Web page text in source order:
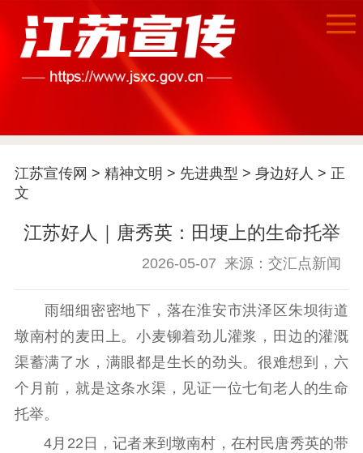
首页
江苏要闻
公示公告
通知公告 信息公开制度
信息公开指南
江苏宣传网 > 精神文明 > 先进典型 > 身边好人 > 正
文
江苏好人｜唐秀英：田埂上的生命托举
2026-05-07 来源：交汇点新闻
雨细细密密地下，落在淮安市洪泽区朱坝街道
墩南村的麦田上。小麦铆着劲儿灌浆，田边的灌溉
渠蓄满了水，满眼都是生长的劲头。很难想到，六
个月前，就是这条水渠，见证一位七旬老人的生命
托举。
4月22日，记者来到墩南村，在村民唐秀英的带